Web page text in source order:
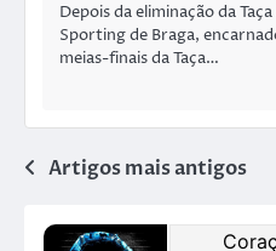
Depois da eliminação da
Sporting de Braga,
meias-finais da Taça…
Artigos mais antigos